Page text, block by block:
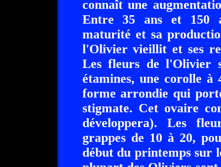
connaît une
Entre 35 ans et 150
maturité et sa
l'Olivier vieillit et ses
Les fleurs de l'Olivier
étamines, une corolle à
forme arrondie qui
stigmate. Cet ovaire
développera). Les
grappes de 10 à 20,
début du printemps sur